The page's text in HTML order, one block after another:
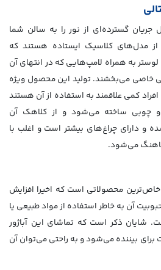
گسترده‌ای از نور را به سالن شما
از مدل‌های کلاسیک ایستاده هستند که
به همراه لامپ‌هایی که در انتهای آن
خاصی می‌بخشند. تولید این محصول ویژه
کمی علاقمند به استفاده از آن هستند
و چوبی ساخته می‌شود و از کلاهک آن
و دارای چراغ‌های بیشتر است و اغلب با
می‌شود.
محصولاتی است که اخیرا افزایش
آن به خاطر استفاده از مواد طبیعی یا
شایان ذکر است که تماشای این آباژور
برای بیننده می‌شود و به راحتی می‌توان آن